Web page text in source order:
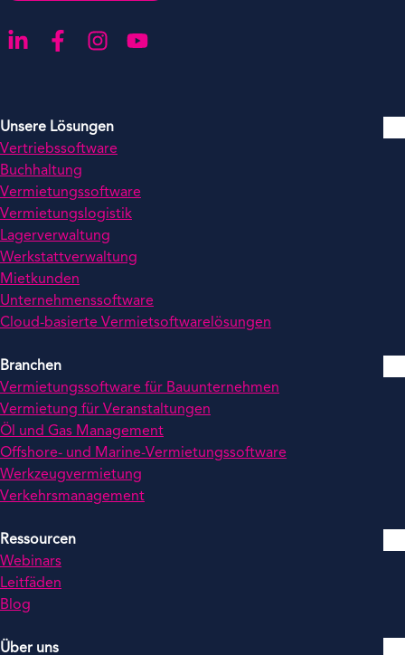
Gehen Sie zu unserer LinkedIn-Seite
Gehen Sie zu unserer Facebook-Seite
Gehen Sie zu unserer Instagram-Seite
Gehen Sie zu unserer YouTube-Seite
Unsere Lösungen
Vertriebssoftware
Buchhaltung
Vermietungssoftware
Vermietungslogistik
Lagerverwaltung
Werkstattverwaltung
Mietkunden
Unternehmenssoftware
Cloud-basierte Vermietsoftwarelösungen
Branchen
Vermietungssoftware für Bauunternehmen
Vermietung für Veranstaltungen
Öl und Gas Management
Offshore- und Marine-Vermietungssoftware
Werkzeugvermietung
Verkehrsmanagement
Ressourcen
Webinars
Leitfäden
Blog
Über uns